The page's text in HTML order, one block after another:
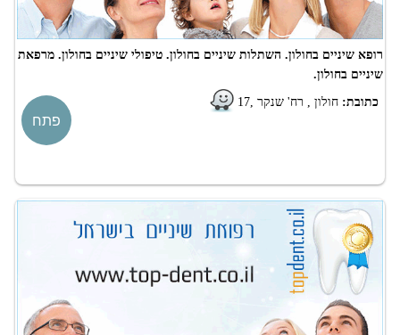
רופא שיניים בחולון. השתלות שיניים בחולון. טיפולי שיניים בחולון. מרפאת
שיניים בחולון.
כתובת: חולון , רח' שנקר ,17
פתח